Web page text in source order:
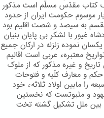
کتاب مقدّس مسلّم است مذکور
موسوم حکومت ایران از حدود
به سیصد و شصت اقلیم بود
غیور با لشکر بی پایان بنیان
نموده زلزله در ارکان جمیع
معتبرهء عربی است اقالیم
و غیره مذکور که از ملوک
حکم و معارف کلّیه و فتوحات
را مابین اولاد ثلاثهء خود
و مثبوتست که نخستین
بین ملل تشکیل گشته تخت